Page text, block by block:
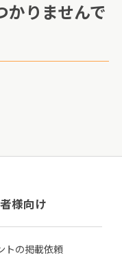
かりませんで
様向け
トの掲載依頼